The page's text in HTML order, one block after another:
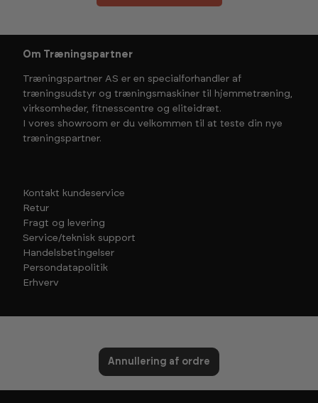
Om Træningspartner
Træningspartner AS er en specialforhandler af
træningsudstyr og træningsmaskiner til hjemmetræning,
virksomheder, fitnesscentre og eliteidræt.
I vores showroom er du velkommen til at teste din nye
træningspartner.
Kontakt kundeservice
Retur
Fragt og levering
Service/teknisk support
Handelsbetingelser
Persondatapolitik
Erhverv
Annullering af ordre